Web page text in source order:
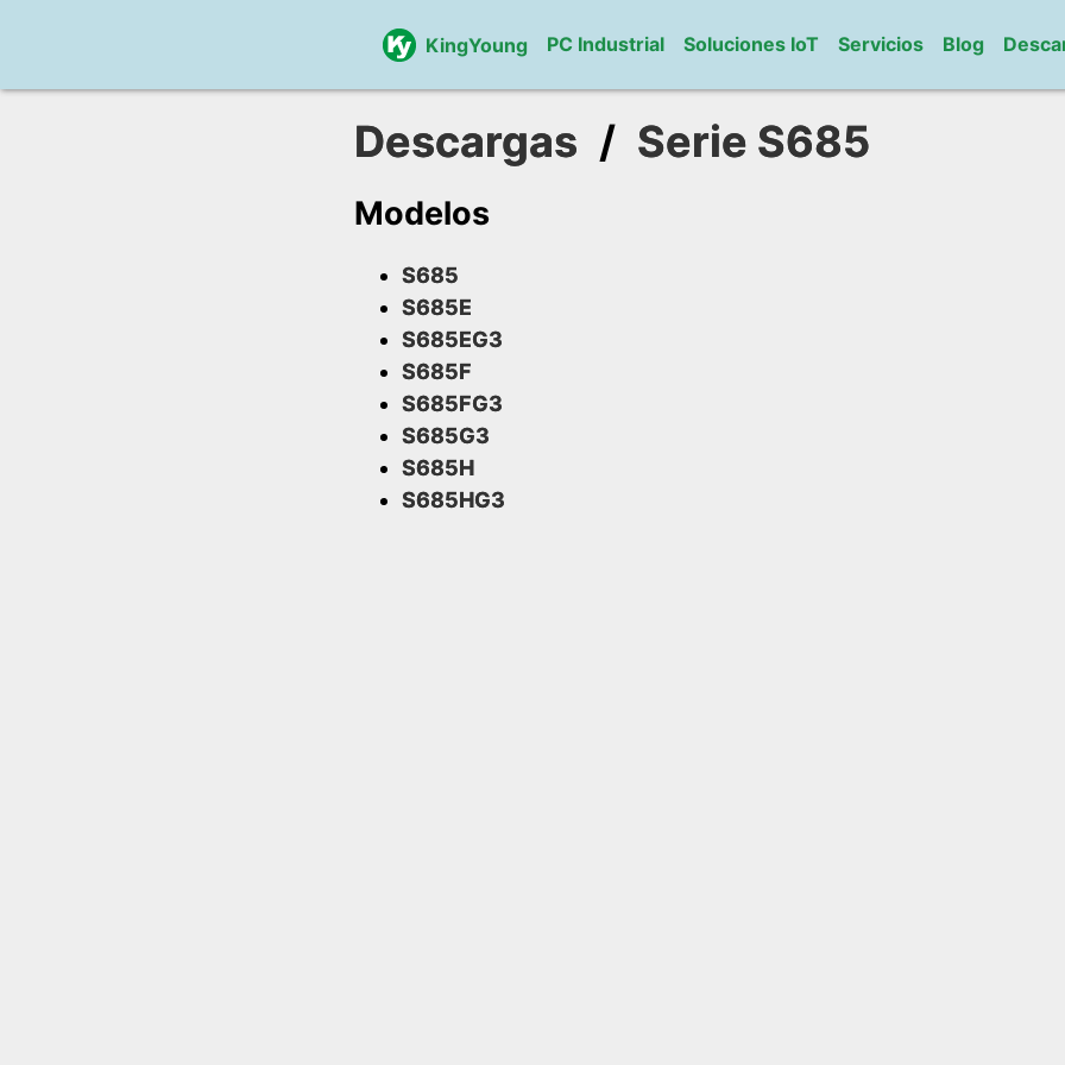
KingYoung PC Industrial Soluciones IoT Servicios Blog
Descargas / Serie S685
Modelos
S685
S685E
S685EG3
S685F
S685FG3
S685G3
S685H
S685HG3